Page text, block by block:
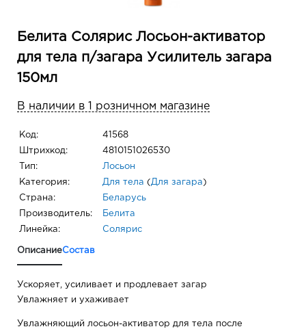
Белита Солярис Лосьон-активатор
для тела п/загара Усилитель загара
150мл
В наличии в 1 розничном магазине
Код: 41568
Штрихкод: 4810151026530
Тип: Лосьон
Категория: Для тела ( Для загара )
Страна: Беларусь
Производитель: Белита
Линейка: Солярис
ОписаниеСостав
Ускоряет, усиливает и продлевает загар
Увлажняет и ухаживает
Увлажняющий лосьон-активатор для тела после